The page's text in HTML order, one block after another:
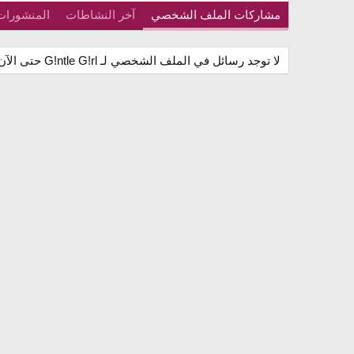
مشاركات الملف الشخصي آخر النشاطات
لا توجد رسائل في الملف الشخصي لـ G!ntle G!rl حتى الآن.